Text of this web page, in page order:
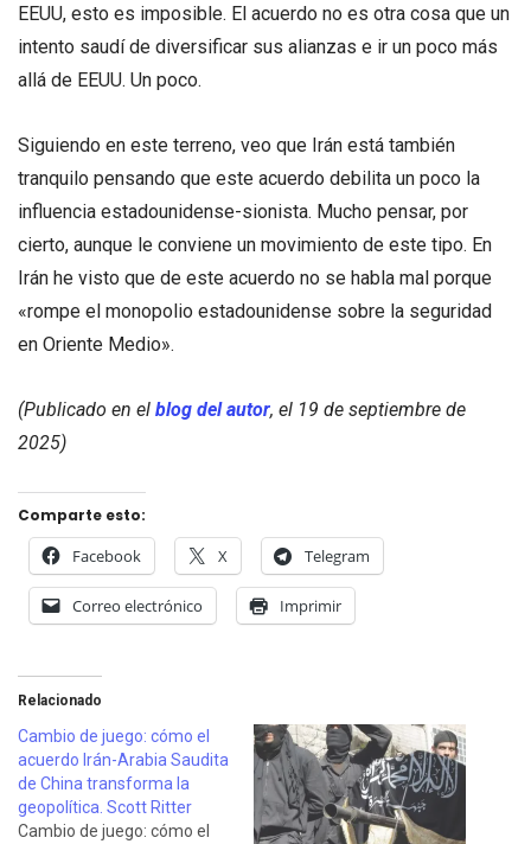
EEUU, esto es imposible. El acuerdo no es otra cosa que un
intento saudí de diversificar sus alianzas e ir un poco más
allá de EEUU. Un poco.
Siguiendo en este terreno, veo que Irán está también
tranquilo pensando que este acuerdo debilita un poco la
influencia estadounidense-sionista. Mucho pensar, por
cierto, aunque le conviene un movimiento de este tipo. En
Irán he visto que de este acuerdo no se habla mal porque
«rompe el monopolio estadounidense sobre la seguridad
en Oriente Medio».
(Publicado en el blog del autor, el 19 de septiembre de
2025)
Comparte esto:
Facebook X Telegram
Correo electrónico Imprimir
Relacionado
Cambio de juego: cómo el
acuerdo Irán-Arabia Saudita
de China transforma la
geopolítica. Scott Ritter
Cambio de juego: cómo el